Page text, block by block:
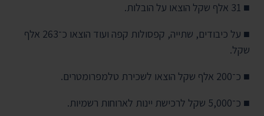
■ 31 אלף שקל הוצאו על הובלות.
■ על כיבודים, שתייה, קפסולות קפה ועוד הוצאו כ־263 אלף
שקל.
■ כ־200 אלף שקל הוצאו לשכירת טלמפרומטרים.
■ כ־5,000 שקל לרכישת יינות לארוחות רשמיות.